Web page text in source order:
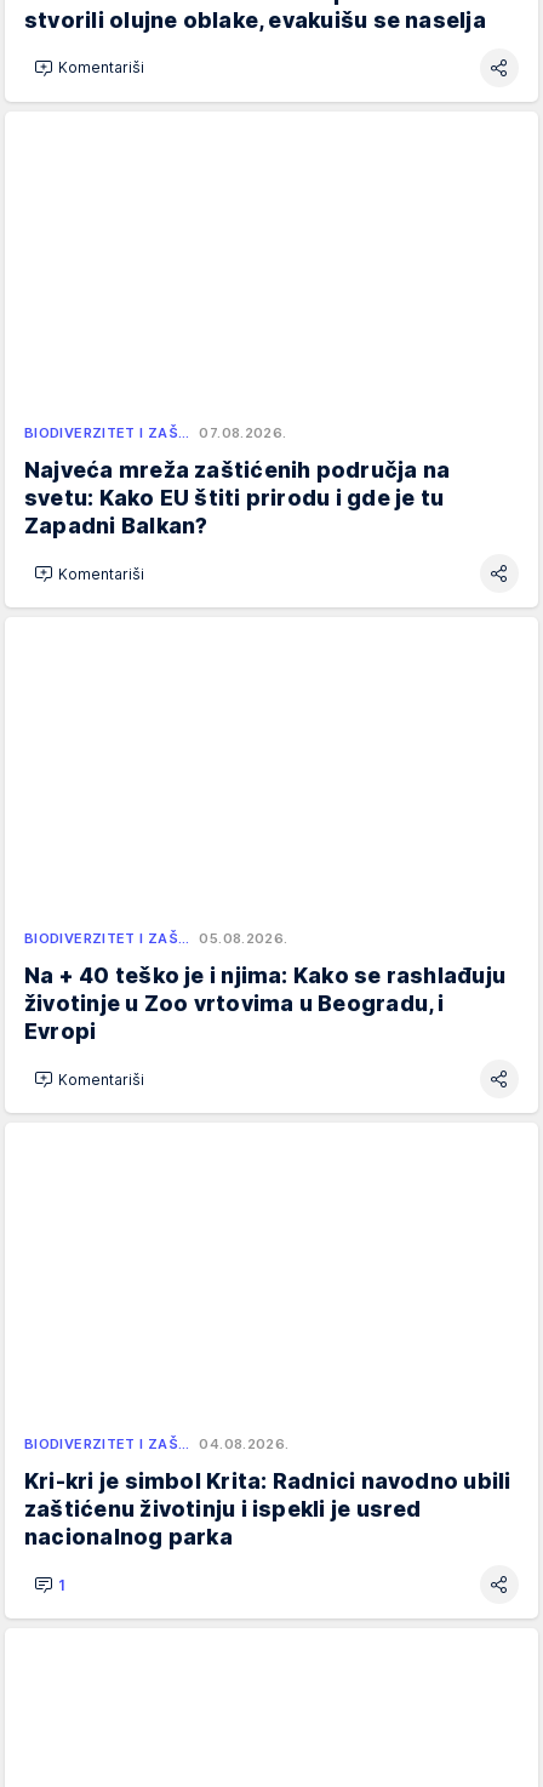
stvorili olujne oblake, evakuišu se naselja
Komentariši
BIODIVERZITET I ZAŠ… 07.08.2026.
Najveća mreža zaštićenih područja na
svetu: Kako EU štiti prirodu i gde je tu
Zapadni Balkan?
Komentariši
BIODIVERZITET I ZAŠ… 05.08.2026.
Na + 40 teško je i njima: Kako se rashlađuju
životinje u Zoo vrtovima u Beogradu, i
Evropi
Komentariši
BIODIVERZITET I ZAŠ… 04.08.2026.
Kri-kri je simbol Krita: Radnici navodno ubili
zaštićenu životinju i ispekli je usred
nacionalnog parka
1